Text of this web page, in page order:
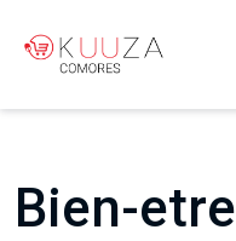
Bien-etre